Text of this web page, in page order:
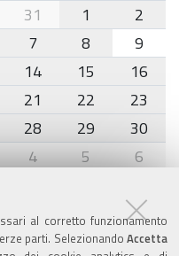
al corretto funzionamento
parti. Selezionando Accetta
31 1
2
7 8
9
14 15
16
21 22
23
28 29
30
4 5 6